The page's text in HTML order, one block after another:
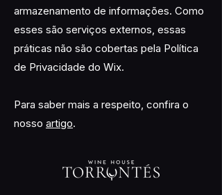
armazenamento de informações. Como
esses são serviços externos, essas
práticas não são cobertas pela Política
de Privacidade do Wix.
Para saber mais a respeito, confira o
nosso artigo.